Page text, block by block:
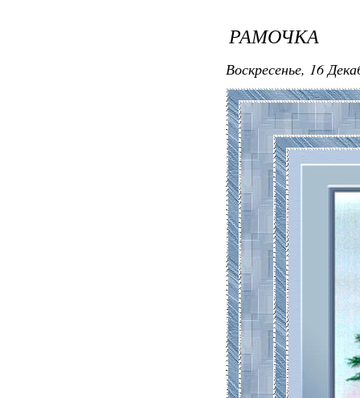
РАМОЧКА
Воскресенье, 16